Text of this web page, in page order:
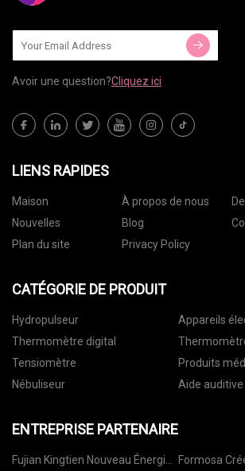
Avoir une question?Cliquez ici
LIENS RAPIDES
Maison À propos de nous
Nouvelles
Blog
Plan du site
Privacy Policy
CATÉGORIE DE PRODUIT
Hydropulseur
Appareils
Thermomètre digital
Tensiomètre
Produits
Nébuliseur
Aide auditive
ENTREPRISE PARTENAIRE
Fujian Kingtien Nouveau Énergie